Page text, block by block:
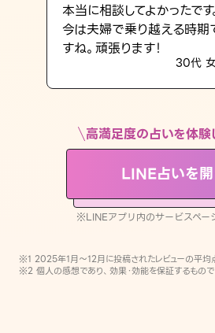
LINE占いを開く
※LINEアプリ内のサービスページへ遷移します
本当に相談してよかったです
今は夫婦で乗り越える時期
すね。頑張ります！
30代
高満足度の占いを体験
LINE占いを
※LINEアプリ内のサービスペー
※1 2025年1月〜12月に投稿されたレビューの平均
※2 個人の感想であり、効果・効能を保証するもの